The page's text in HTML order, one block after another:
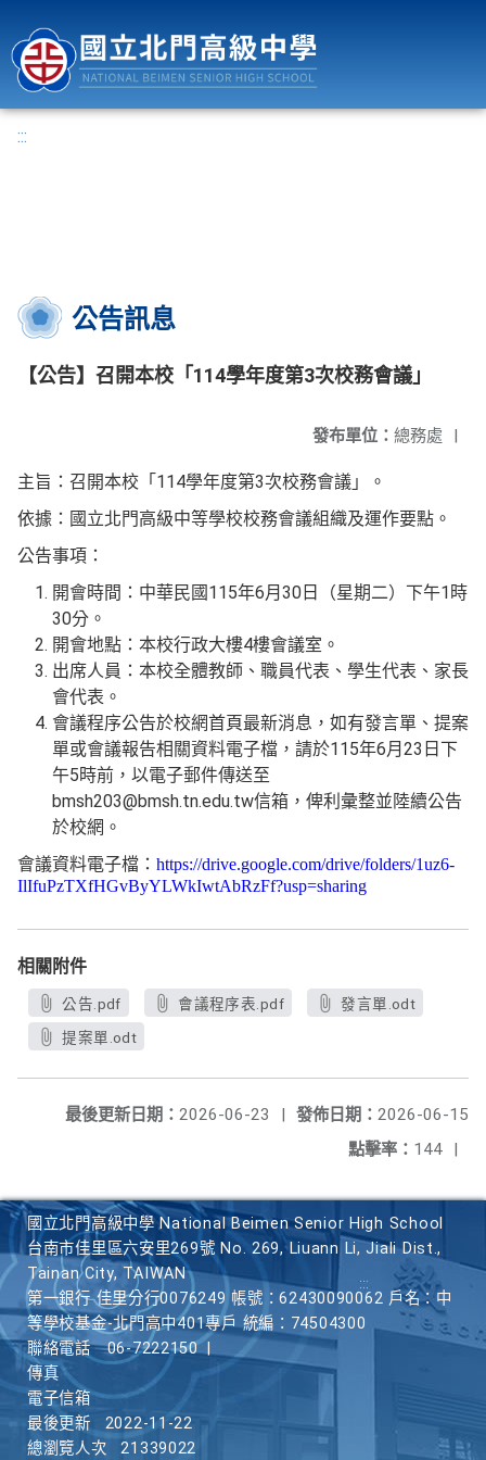
:::
公告訊息
【公告】召開本校「114學年度第3次校務會議」
發布單位： 總務處 |
主旨：召開本校「 114學年度第3次校務會議」。
依據：國立北門高級中等學校校務會議組織及運作要點。
公告事項：
開會時間：中華民國 115年6月 30 日（星期二）下午1 時
30分。
開會地點：本校行政大樓4樓會議室。
出席人員：本校全體教師、職員代表、學生代表、家長
會代表。
會議程序公告於校網首頁最新消息，如有發言單、提案
單或會議報告相關資料電子檔，請於115年6月 23 日下
午5時前，以電子郵件傳送至
bmsh203@bmsh.tn.edu.tw信箱，俾利彙整並陸續公告
於校網。
會議資料電子檔： https://drive.google.com/drive/folders/1uz6-
IlIfuPzTXfHGvByYLWkIwtAbRzFf?usp=sharing
相關附件
公告.pdf 會議程序表.pdf
發言單.odt
提案單.odt
發佈日期： 2026-06-15
最後更新日期： 2026-06-23
|
點擊率： 144 |
國立北門高級中學 National Beimen Senior High School
台南市佳里區六安里269號 No. 269, Liuann Li, Jiali Dist.,
Tainan City, TAIWAN
第一銀行 佳里分行0076249 帳號：62430090062 戶名：中
等學校基金-北門高中401專戶 統編：74504300
聯絡電話
06-7222150
傳真
電子信箱
最後更新
2022-11-22
總瀏覽人次
21339022